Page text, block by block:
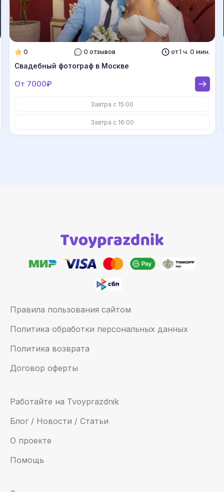
0 0 отзывов от 1 ч. 0 мин.
Свадебный фотограф в Москве
От 7000₽
Завтра с 15:00
Завтра с 16:00
Правила пользования сайтом
Политика обработки персональных данных
Политика возврата
Договор оферты
Работайте на Tvoyprazdnik
Блог / Новости / Статьи
О проекте
Помощь